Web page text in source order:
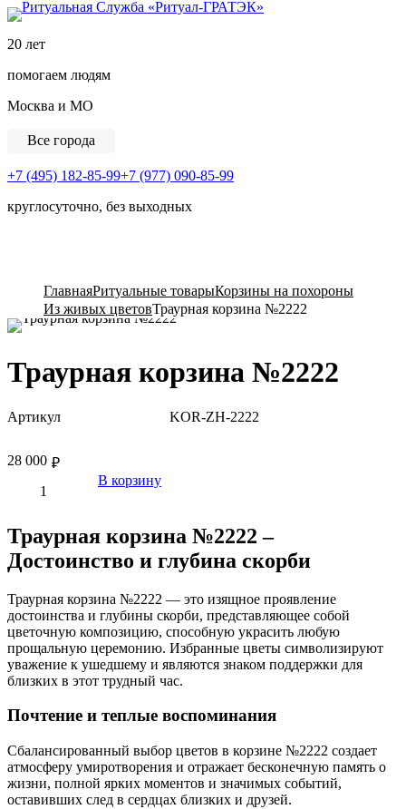
20 лет
помогаем людям
Москва и МО
Все города
+7 (495) 182-85-99+7 (977) 090-85-99
круглосуточно, без выходных
ГлавнаяРитуальные товарыКорзины на похороны
Из живых цветовТраурная корзина №2222
Траурная корзина №2222
Артикул KOR-ZH-2222
₽
28 000
В корзину
Траурная корзина №2222 –
Достоинство и глубина скорби
Траурная корзина №2222 — это изящное проявление
достоинства и глубины скорби, представляющее собой
цветочную композицию, способную украсить любую
прощальную церемонию. Избранные цветы символизируют
уважение к ушедшему и являются знаком поддержки для
близких в этот трудный час.
Почтение и теплые воспоминания
Сбалансированный выбор цветов в корзине №2222 создает
атмосферу умиротворения и отражает бесконечную память о
жизни, полной ярких моментов и значимых событий,
оставивших след в сердцах близких и друзей.